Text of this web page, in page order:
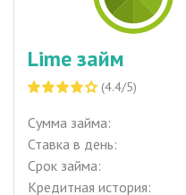
Lime займ
(4.4/5)
Сумма займа:
Ставка в день:
Срок займа:
Кредитная история: